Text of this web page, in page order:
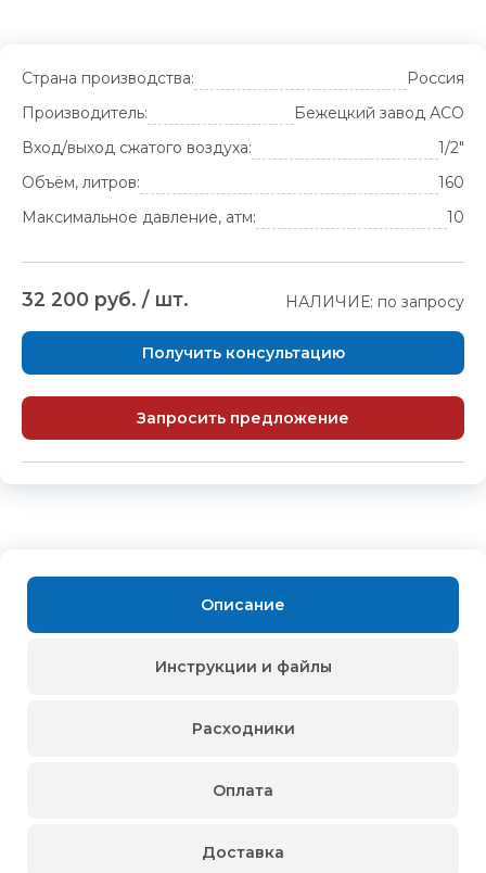
Страна производства:
Россия
Производитель:
Бежецкий завод АСО
Вход/выход сжатого воздуха:
1/2"
Объём, литров:
160
Максимальное давление, атм:
10
32 200 руб. / шт. НАЛИЧИЕ: по запросу
Получить консультацию
Запросить предложение
Описание
Инструкции и файлы
Расходники
Оплата
Доставка